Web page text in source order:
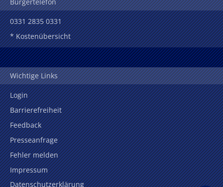
0331 2835 0331
* Kostenübersicht
Wichtige Links
Login
Barrierefreiheit
Feedback
Presseanfrage
Fehler melden
Impressum
Datenschutzerklärung